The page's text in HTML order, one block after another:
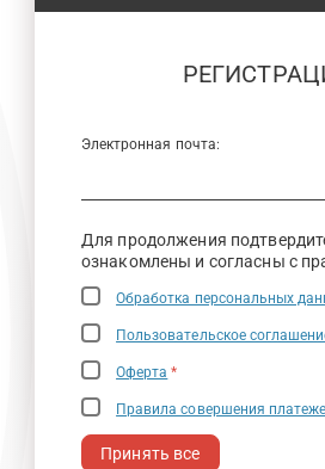
Электронная почта:
Для продолжения
ознакомлены и согласны с
Обработка персональных
Пользовательское
Оферта *
Правила совершения
Принять все